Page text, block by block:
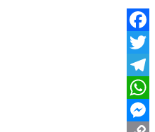
Facebook
Twitter
Telegram
WhatsApp